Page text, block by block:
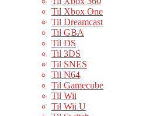
Til Xbox One
Til Dreamcast
Til GBA
Til DS
Til 3DS
Til SNES
Til N64
Til Gamecube
Til Wii
Til Wii U